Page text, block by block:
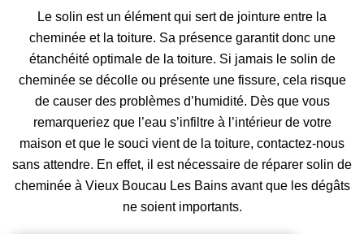
Le solin est un élément qui sert de jointure entre la
cheminée et la toiture. Sa présence garantit donc une
étanchéité optimale de la toiture. Si jamais le solin de
cheminée se décolle ou présente une fissure, cela risque
de causer des problèmes d’humidité. Dès que vous
remarqueriez que l’eau s’infiltre à l’intérieur de votre
maison et que le souci vient de la toiture, contactez-nous
sans attendre. En effet, il est nécessaire de réparer solin de
cheminée à Vieux Boucau Les Bains avant que les dégâts
ne soient importants.